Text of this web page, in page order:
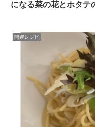
になる菜の花とホタテ
開運レシピ